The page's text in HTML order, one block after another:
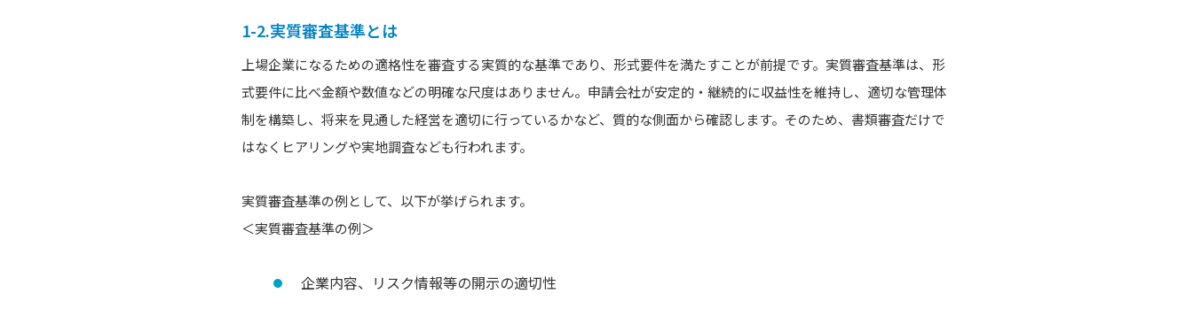
1-2.実質審査基準とは
上場企業になるための適格性を審査する実質的な基準であり、形式要件を満たすことが前提です。実質審査基準は、形
式要件に比べ金額や数値などの明確な尺度はありません。申請会社が安定的・継続的に収益性を維持し、適切な管理体
制を構築し、将来を見通した経営を適切に行っているかなど、質的な側面から確認します。そのため、書類審査だけで
はなくヒアリングや実地調査なども行われます。
実質審査基準の例として、以下が挙げられます。
＜実質審査基準の例＞
企業内容、リスク情報等の開示の適切性